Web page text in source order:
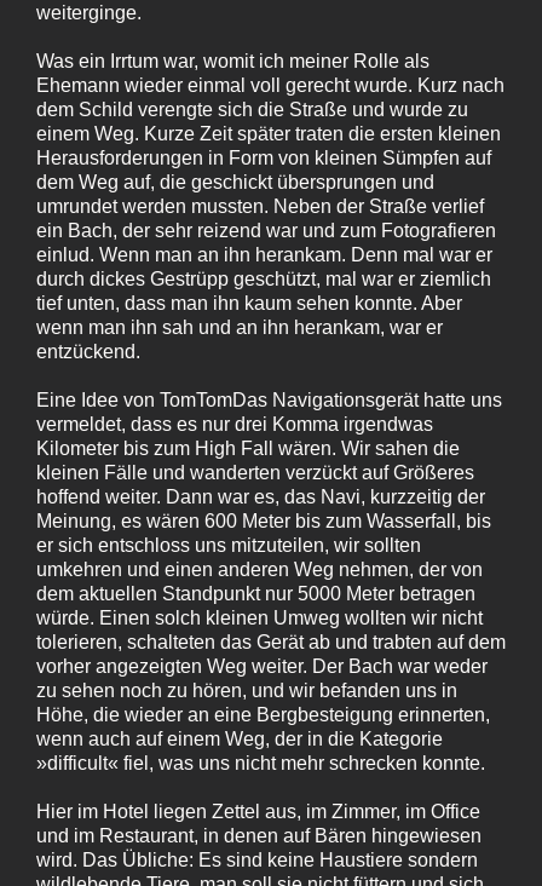
weiterginge.
Was ein Irrtum war, womit ich meiner Rolle als
Ehemann wieder einmal voll gerecht wurde. Kurz nach
dem Schild verengte sich die Straße und wurde zu
einem Weg. Kurze Zeit später traten die ersten kleinen
Herausforderungen in Form von kleinen Sümpfen auf
dem Weg auf, die geschickt übersprungen und
umrundet werden mussten. Neben der Straße verlief
ein Bach, der sehr reizend war und zum Fotografieren
einlud. Wenn man an ihn herankam. Denn mal war er
durch dickes Gestrüpp geschützt, mal war er ziemlich
tief unten, dass man ihn kaum sehen konnte. Aber
wenn man ihn sah und an ihn herankam, war er
entzückend.
Eine Idee von TomTomDas Navigationsgerät hatte uns
vermeldet, dass es nur drei Komma irgendwas
Kilometer bis zum High Fall wären. Wir sahen die
kleinen Fälle und wanderten verzückt auf Größeres
hoffend weiter. Dann war es, das Navi, kurzzeitig der
Meinung, es wären 600 Meter bis zum Wasserfall, bis
er sich entschloss uns mitzuteilen, wir sollten
umkehren und einen anderen Weg nehmen, der von
dem aktuellen Standpunkt nur 5000 Meter betragen
würde. Einen solch kleinen Umweg wollten wir nicht
tolerieren, schalteten das Gerät ab und trabten auf dem
vorher angezeigten Weg weiter. Der Bach war weder
zu sehen noch zu hören, und wir befanden uns in
Höhe, die wieder an eine Bergbesteigung erinnerten,
wenn auch auf einem Weg, der in die Kategorie
»difficult« fiel, was uns nicht mehr schrecken konnte.
Hier im Hotel liegen Zettel aus, im Zimmer, im Office
und im Restaurant, in denen auf Bären hingewiesen
wird. Das Übliche: Es sind keine Haustiere sondern